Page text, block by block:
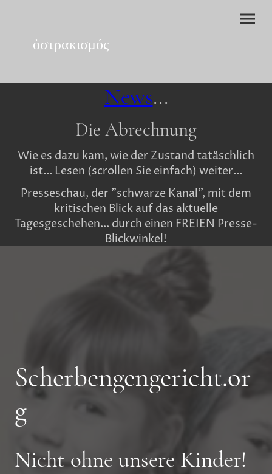
ὀστρακισμός
News...
Die Abrechnung
Wie es dazu kam, wie der Zustand tatäschlich
ist... Lesen (scrollen Sie einfach) weiter...
Presseschau, der "schwarze Kanal", mit dem
kritischen Blick auf das aktuelle
Tagesgeschehen... durch einen FREIEN Presse-
Blickwinkel!
Scherbengengericht.or
g
Nicht ohne unsere Kinder!